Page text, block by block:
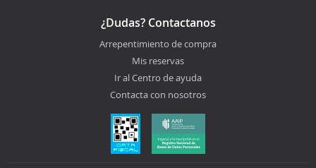
¿Dudas? Contactanos
Arrepentimiento de compra
Mis reservas
Ir al Centro de ayuda
Contacta con nosotros